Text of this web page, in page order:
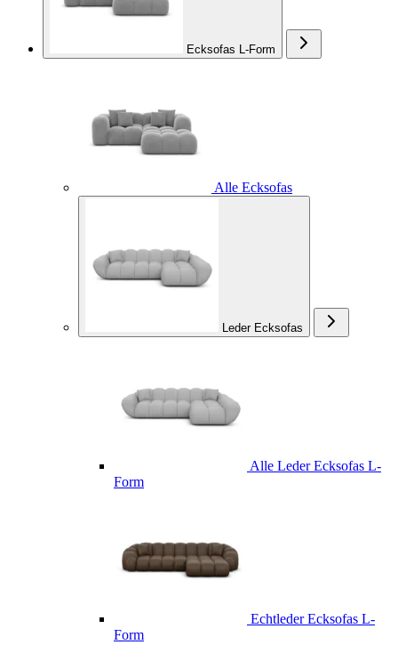
Ecksofas L-Form
Alle Ecksofas
Leder Ecksofas
Alle Leder Ecksofas L-
Form
Echtleder Ecksofas L-
Form